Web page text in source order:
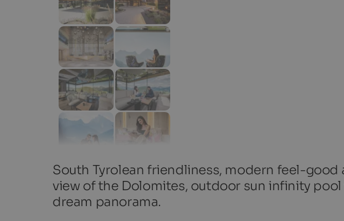
South Tyrolean friendliness, modern feel-
view of the Dolomites, outdoor sun infinity pool
dream panorama.